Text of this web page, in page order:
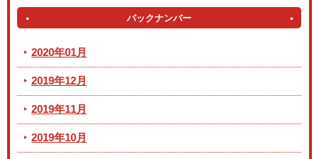
バックナンバー
2020年01月
2019年12月
2019年11月
2019年10月